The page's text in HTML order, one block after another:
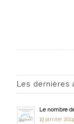
Les dernières
Le nombre
19 janvier